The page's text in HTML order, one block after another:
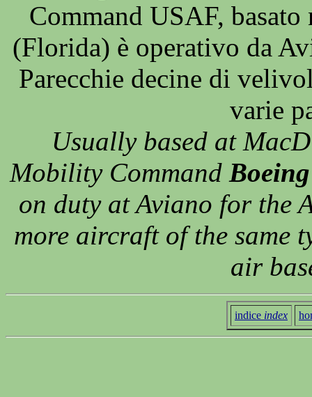
Command USAF,
(Florida) è operativo da
Parecchie decine di
varie
Usually based at
Mobility Command
on duty at Aviano for the
more aircraft of the same
air
indice index